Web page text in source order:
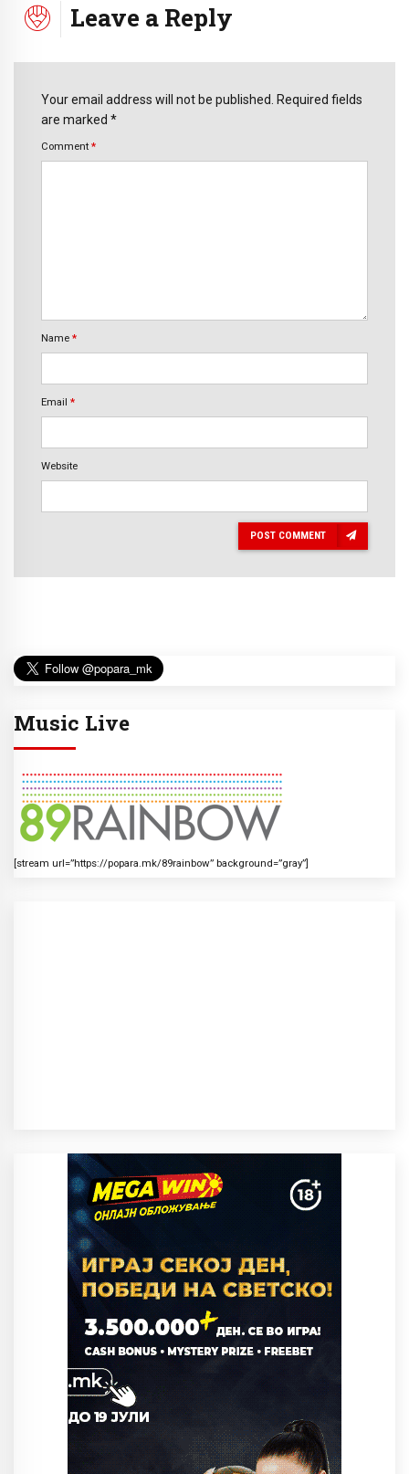
Leave a Reply
Your email address will not be published. Required fields
are marked *
Comment *
Name *
Email *
Website
POST COMMENT
Music Live
[stream url=”https://popara.mk/89rainbow” background=”gray”]